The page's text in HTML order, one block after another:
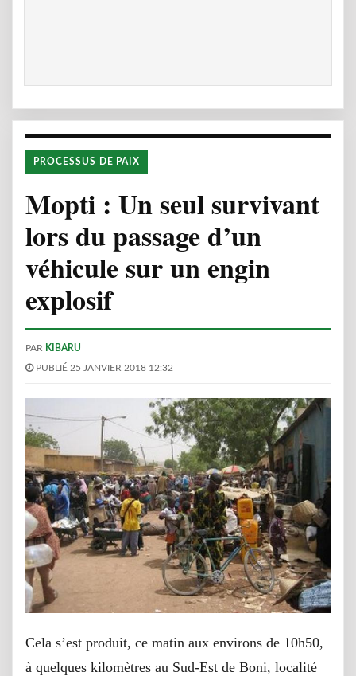
PROCESSUS DE PAIX
Mopti : Un seul survivant
lors du passage d’un
véhicule sur un engin
explosif
PAR KIBARU
PUBLIÉ 25 JANVIER 2018 12:32
Cela s’est produit, ce matin aux environs de 10h50,
à quelques kilomètres au Sud-Est de Boni, localité